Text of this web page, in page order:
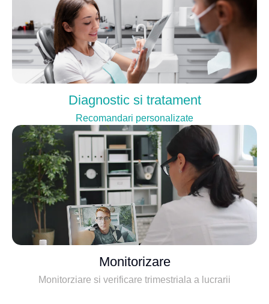
Diagnostic si tratament
Recomandari personalizate
Monitorizare
Monitorziare si verificare trimestriala a lucrarii